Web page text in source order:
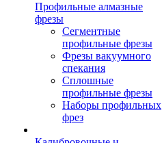
Профильные алмазные
фрезы
Сегментные
профильные фрезы
Фрезы вакуумного
спекания
Сплошные
профильные фрезы
Наборы профильных
фрез